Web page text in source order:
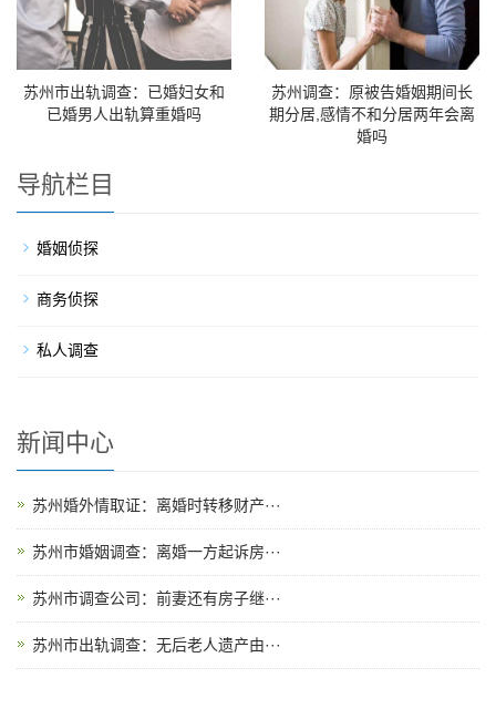
苏州市出轨调查：已婚妇女和
已婚男人出轨算重婚吗
苏州调查：原被告婚姻期间长
期分居,感情不和分居两年会离
婚吗
导航栏目
婚姻侦探
商务侦探
私人调查
新闻中心
苏州婚外情取证：离婚时转移财产···
苏州市婚姻调查：离婚一方起诉房···
苏州市调查公司：前妻还有房子继···
苏州市出轨调查：无后老人遗产由···